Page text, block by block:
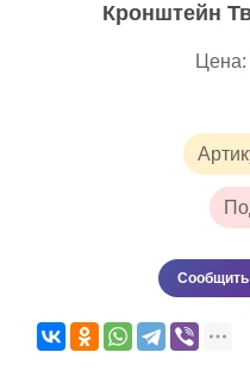
Кронштейн
Цена:
Сообщить